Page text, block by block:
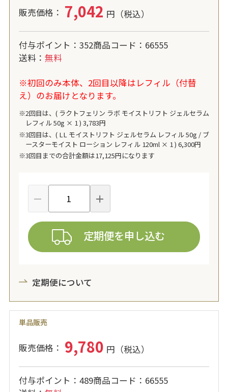
7,042
付与ポイント 352商品コード
66555
送料
無料
※初回のみ本体、2回目以降はレフィル（付替
え）のお届けとなります。
2回目は、( ラクトフェリン ラボ モイストリフト ジェルセラム
レフィル 50g × 1 ) 3,783円
3回目は、( LL モイストリフト ジェルセラム レフィル 50g / ブ
ースターモイスト ローション レフィル 120ml × 1 ) 6,300円
3回目までの合計金額は17,125円になります
定期便を申し込む
定期便について
9,780
付与ポイント 489商品コード
66555